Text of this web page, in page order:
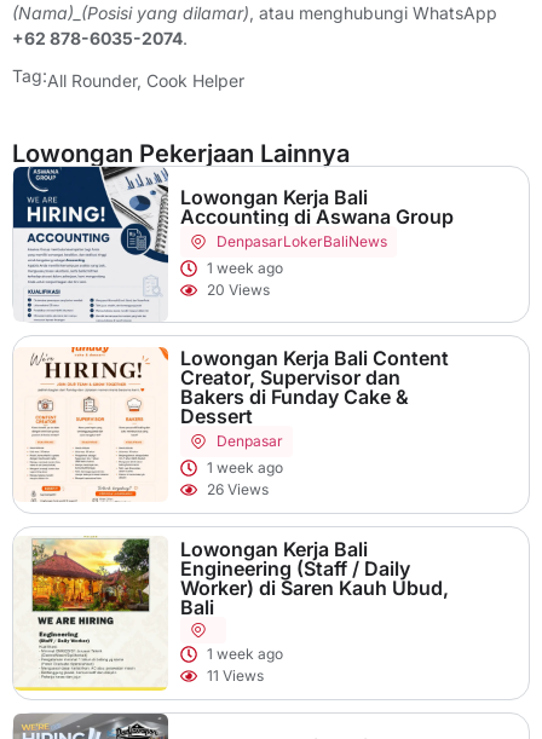
(Nama)_(Posisi yang dilamar), atau menghubungi WhatsApp
+62 878-6035-2074.
Tag:All Rounder, Cook Helper
Lowongan Pekerjaan Lainnya
Lowongan Kerja Bali
Accounting di Aswana Group
DenpasarLokerBaliNews
1 week ago
20 Views
Lowongan Kerja Bali Content
Creator, Supervisor dan
Bakers di Funday Cake &
Dessert
Denpasar
1 week ago
26 Views
Lowongan Kerja Bali
Engineering (Staff / Daily
Worker) di Saren Kauh Ubud,
Bali
1 week ago
11 Views